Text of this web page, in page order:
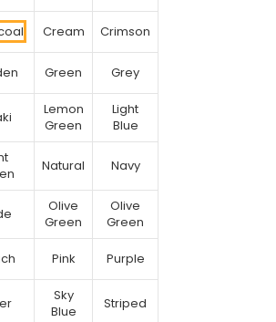
Cream Crimson
Green Grey
Lemon
Green
Light
Blue
Natural Navy
Olive
Green
Olive
Green
Pink Purple
Sky
Blue
Striped